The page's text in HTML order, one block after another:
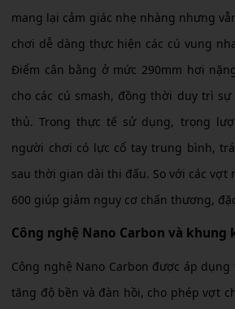
mang lại cảm giác nhẹ nhàng nhưng
chơi dễ dàng thực hiện các cú vung
Điểm cân bằng ở mức 290mm hơi
cho các cú smash, đồng thời duy trì
thủ. Trong thực tế sử dụng, trọng
người chơi có lực cổ tay trung bình,
sau thời gian dài thi đấu. So với các vợt
600 giúp giảm nguy cơ chấn thương,
Công nghệ Nano Carbon và khung
Công nghệ Nano Carbon được áp
tăng độ bền và đàn hồi, cho phép vợt